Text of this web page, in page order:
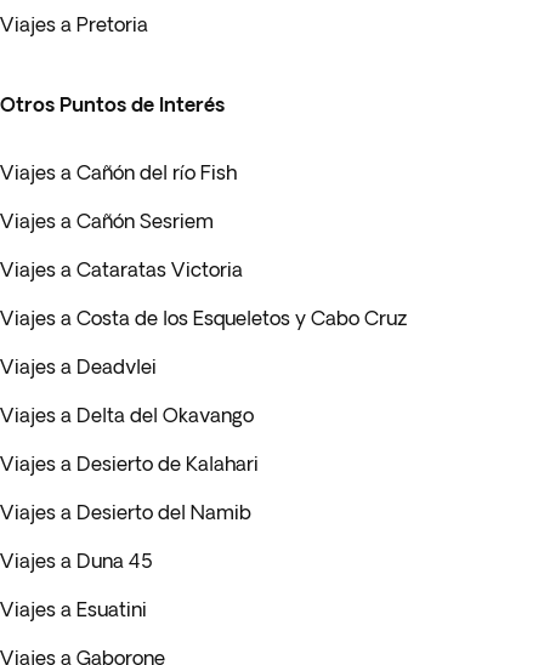
Viajes a Pretoria
Otros Puntos de Interés
Viajes a Cañón del río Fish
Viajes a Cañón Sesriem
Viajes a Cataratas Victoria
Viajes a Costa de los Esqueletos y Cabo Cruz
Viajes a Deadvlei
Viajes a Delta del Okavango
Viajes a Desierto de Kalahari
Viajes a Desierto del Namib
Viajes a Duna 45
Viajes a Esuatini
Viajes a Gaborone